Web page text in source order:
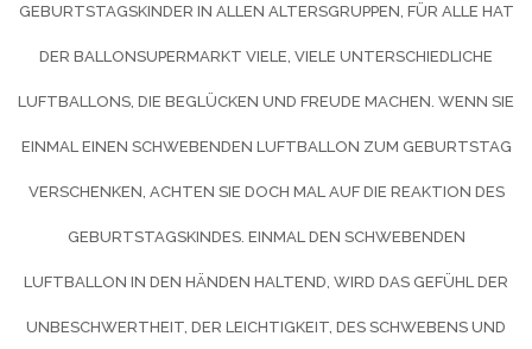
BURTSTAGSKINDER IN ALLEN ALTERSGRUPPEN, FÜR ALLE HAT DE
R BALLONSUPERMARKT VIELE, VIELE UNTERSCHIEDLICHE LU
FTBALLONS, DIE BEGLÜCKEN UND FREUDE MACHEN. WENN SIE EI
NMAL EINEN SCHWEBENDEN LUFTBALLON ZUM GEBURTSTAG VE
RSCHENKEN, ACHTEN SIE DOCH MAL AUF DIE REAKTION DES GE
BURTSTAGSKINDES. EINMAL DEN SCHWEBENDEN LU
FTBALLON IN DEN HÄNDEN HALTEND, WIRD DAS GEFÜHL DER UN
BESCHWERTHEIT, DER LEICHTIGKEIT, DES SCHWEBENS UND DE